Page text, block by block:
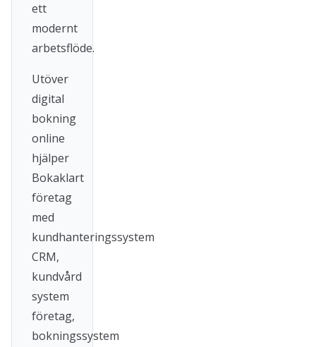
ett
modernt
arbetsflöde.
Utöver
digital
bokning
online
hjälper
Bokaklart
företag
med
kundhanteringssystem
CRM,
kundvård
system
företag,
bokningssystem